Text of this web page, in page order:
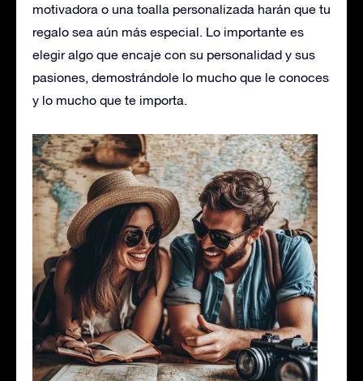
motivadora o una toalla personalizada harán que tu
regalo sea aún más especial. Lo importante es
elegir algo que encaje con su personalidad y sus
pasiones, demostrándole lo mucho que le conoces
y lo mucho que te importa.